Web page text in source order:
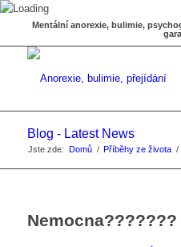
Mentální anorexie, bulimie,
Blog - Latest News
Jste zde: Domů / Příběhy ze života /
Nemocna???????